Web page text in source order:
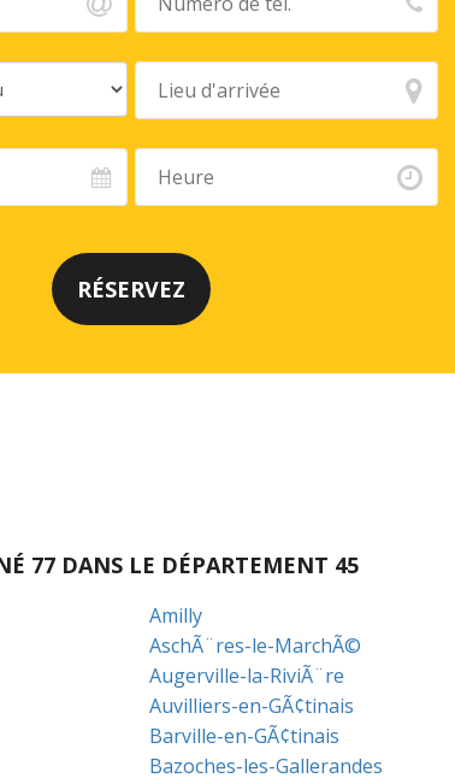
77 DANS LE DÉPARTEMENT 45
Amilly
AschÃ¨res-le-MarchÃ©
Augerville-la-RiviÃ¨re
Auvilliers-en-GÃ¢tinais
Barville-en-GÃ¢tinais
Bazoches-les-Gallerandes